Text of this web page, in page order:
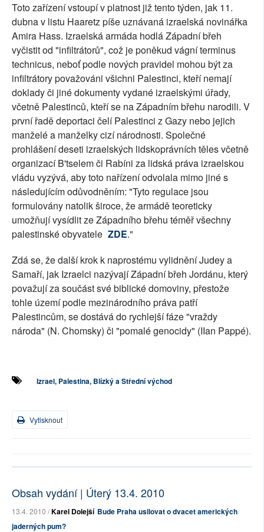
Toto zařízení vstoupí v platnost již tento týden, jak 11.
dubna v listu Haaretz píše uznávaná izraelská novinářka
Amira Hass. Izraelská armáda hodlá Západní břeh
vyčistit od "infiltrátorů", což je poněkud vágní terminus
technicus, neboť podle nových pravidel mohou být za
infiltrátory považováni všichni Palestinci, kteří nemají
doklady či jiné dokumenty vydané izraelskými úřady,
včetně Palestinců, kteří se na Západním břehu narodili. V
první řadě deportaci čelí Palestinci z Gazy nebo jejich
manželé a manželky cizí národnosti. Společné
prohlášení deseti izraelských lidskoprávních těles včetně
organizací B'tselem či Rabíni za lidská práva izraelskou
vládu vyzývá, aby toto nařízení odvolala mimo jiné s
následujícím odůvodněním: "Tyto regulace jsou
formulovány natolik široce, že armádě teoreticky
umožňují vysídlit ze Západního břehu téměř všechny
palestinské obyvatele ZDE."
Zdá se, že další krok k naprostému vylidnění Judey a
Samaří, jak Izraelci nazývají Západní břeh Jordánu, který
považují za součást své biblické domoviny, přestože
tohle území podle mezinárodního práva patří
Palestincům, se dostává do rychlejší fáze "vraždy
národa" (N. Chomsky) či "pomalé genocidy" (IIan Pappé).
Izrael, Palestina, Blízký a Střední východ
Vytisknout
Obsah vydání | Úterý 13.4. 2010
13.4. 2010 /Karel Dolejší Bude Praha usilovat o dvacet amerických
jaderných pum?